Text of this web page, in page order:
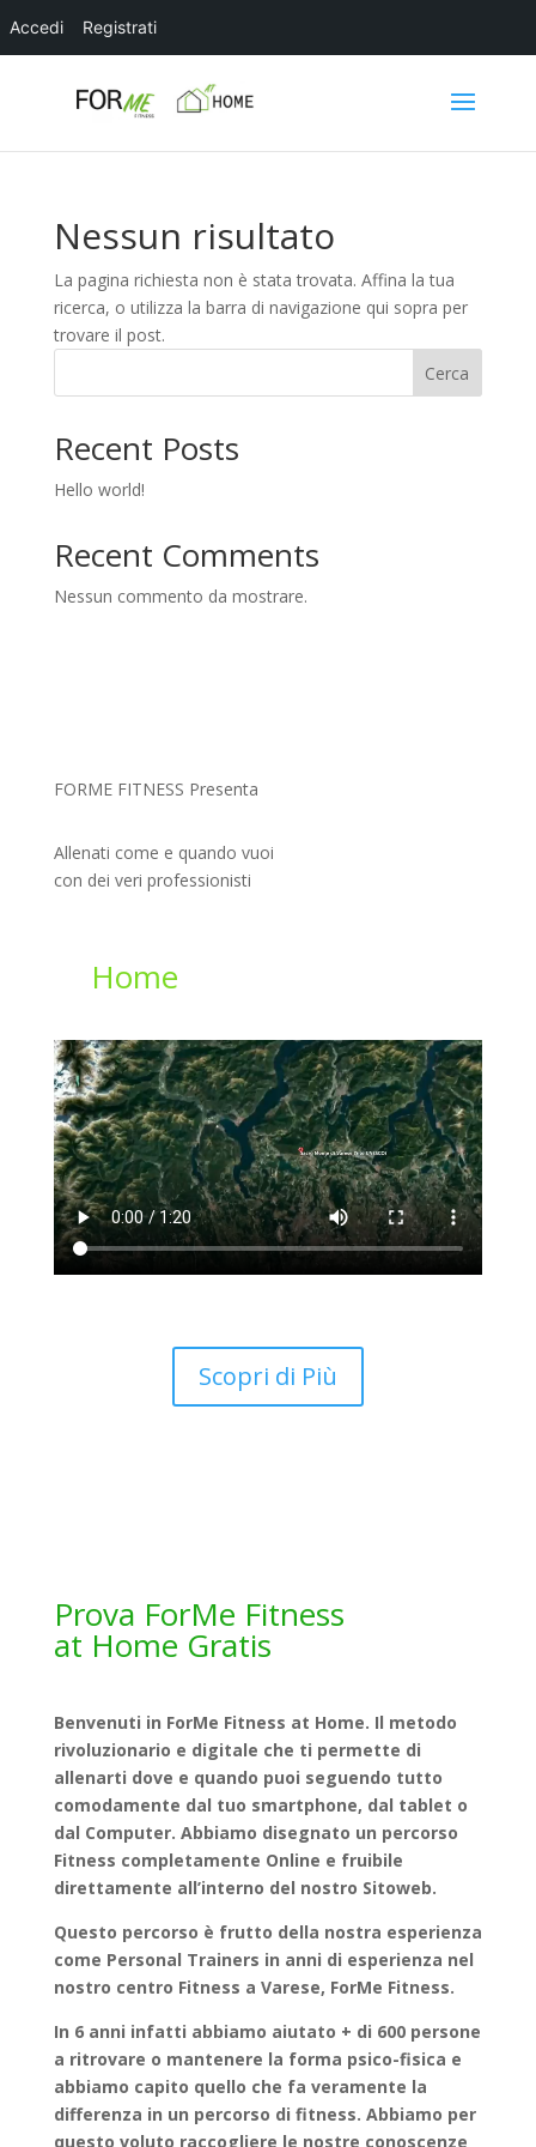
Nessun risultato
La pagina richiesta non è stata trovata. Affina la tua
ricerca, o utilizza la barra di navigazione qui sopra per
trovare il post.
Cerca
Recent Posts
Hello world!
Recent Comments
Nessun commento da mostrare.
FORME FITNESS Presenta
Allenati come e quando vuoi
con dei veri professionisti
Home
Scopri di Più
Prova ForMe Fitness
at Home Gratis
Benvenuti in ForMe Fitness at Home. Il metodo
rivoluzionario e digitale che ti permette di
allenarti dove e quando puoi seguendo tutto
comodamente dal tuo smartphone, dal tablet o
dal Computer. Abbiamo disegnato un percorso
Fitness completamente Online e fruibile
direttamente all’interno del nostro Sitoweb.
Questo percorso è frutto della nostra esperienza
come Personal Trainers in anni di esperienza nel
nostro centro Fitness a Varese, ForMe Fitness.
In 6 anni infatti abbiamo aiutato + di 600 persone
a ritrovare o mantenere la forma psico-fisica e
abbiamo capito quello che fa veramente la
differenza in un percorso di fitness. Abbiamo per
questo voluto raccogliere le nostre conoscenze
Accedi Registrati